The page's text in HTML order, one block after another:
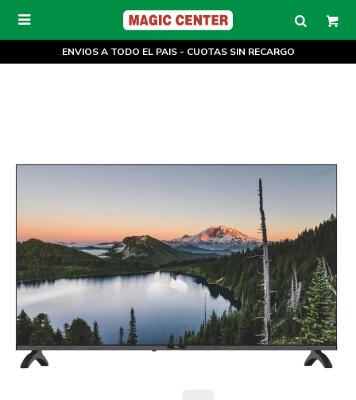

ENVIOS A TODO EL PAIS - CUOTAS SIN RECARGO